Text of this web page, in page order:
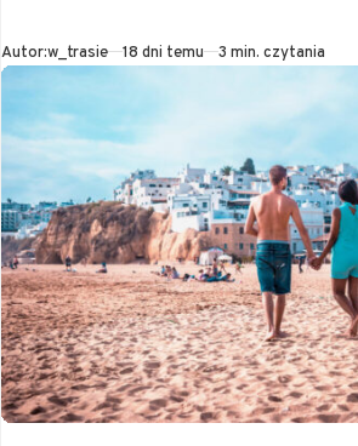
Autor:w_trasie Opublikowano
18 dni temu 3 min. czytania